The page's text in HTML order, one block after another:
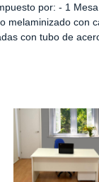
por: - 1
melaminizado con
con tubo de